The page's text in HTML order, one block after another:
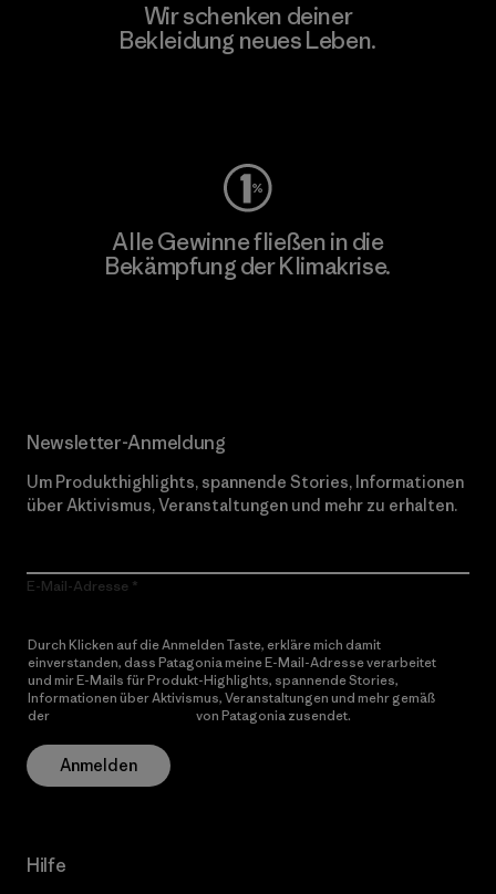
Wir schenken deiner
Bekleidung neues Leben.
Alle Gewinne fließen in die
Bekämpfung der Klimakrise.
Newsletter-Anmeldung
Um Produkthighlights, spannende Stories, Informationen
über Aktivismus, Veranstaltungen und mehr zu erhalten.
E-Mail-Adresse
Durch Klicken auf die Anmelden Taste, erkläre mich damit
einverstanden, dass Patagonia meine E-Mail-Adresse verarbeitet
und mir E-Mails für Produkt-Highlights, spannende Stories,
Informationen über Aktivismus, Veranstaltungen und mehr gemäß
der
von Patagonia zusendet.
Anmelden
Hilfe